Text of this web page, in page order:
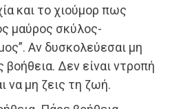
και το χιούμορ πως
μαύρος σκύλος-
Αν δυσκολεύεσαι μη
βοήθεια. Δεν είναι ντροπή
να μη ζεις τη ζωή.